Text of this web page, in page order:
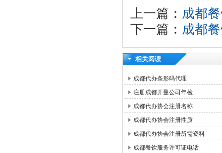
上一篇： 成都
下一篇： 成都
相关阅读
成都代办条形码代理
注册成都开曼公司年检
成都代办协会注册名称
成都代办协会注册性质
成都代办协会注册所需资料
成都餐饮服务许可证电话